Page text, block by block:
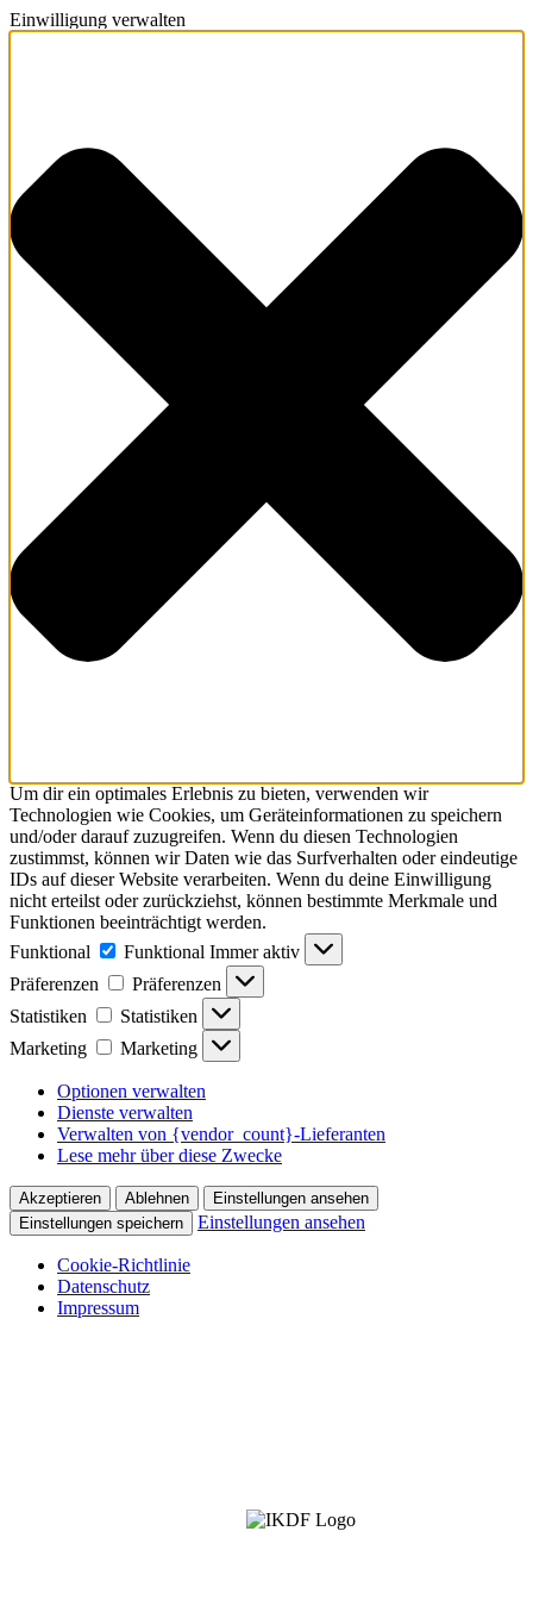
Einwilligung verwalten
Um dir ein optimales Erlebnis zu bieten, verwenden wir
Technologien wie Cookies, um Geräteinformationen zu speichern
und/oder darauf zuzugreifen. Wenn du diesen Technologien
zustimmst, können wir Daten wie das Surfverhalten oder eindeutige
IDs auf dieser Website verarbeiten. Wenn du deine Einwilligung
nicht erteilst oder zurückziehst, können bestimmte Merkmale und
Funktionen beeinträchtigt werden.
Funktional
Funktional Immer aktiv
Präferenzen
Präferenzen
Statistiken
Statistiken
Marketing
Marketing
Optionen verwalten
Dienste verwalten
Verwalten von {vendor_count}-Lieferanten
Lese mehr über diese Zwecke
Akzeptieren Ablehnen
Einstellungen ansehen
Einstellungen speichern
Einstellungen ansehen
Cookie-Richtlinie
Datenschutz
Impressum